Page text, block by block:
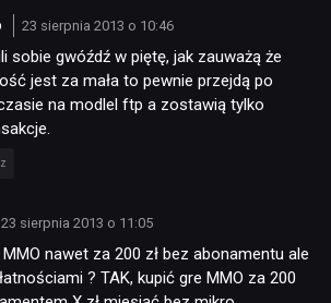
23 sierpnia 2013 o 10:46
sobie gwóźdź w piętę, jak zauważą że
jest za mała to pewnie przejdą po
na modlel ftp a zostawią tylko
23 sierpnia 2013 o 11:05
nawet za 200 zł bez abonamentu ale
? TAK, kupić gre MMO za 200